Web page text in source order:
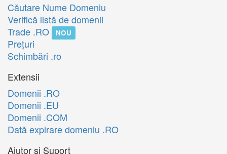
Căutare Nume Domeniu
Verifică listă de domenii
Trade .RO
NOU
Preţuri
Schimbări .ro
Extensii
Domenii .RO
Domenii .EU
Domenii .COM
Dată expirare domeniu .RO
Ajutor și Suport